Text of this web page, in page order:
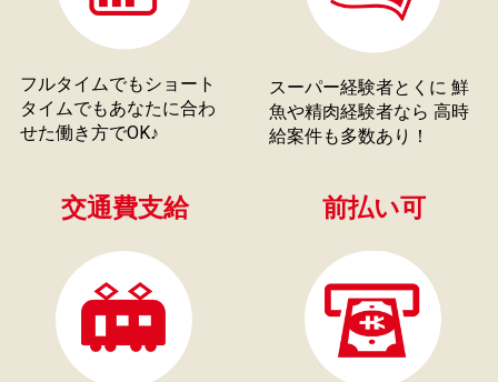
フルタイムでもショート
タイムでもあなたに合わ
せた働き方でOK♪
スーパー経験者とくに 鮮
魚や精肉経験者なら 高時
給案件も多数あり！
交通費支給 前払い可